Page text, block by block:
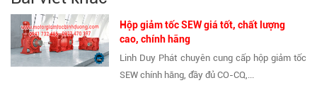
Hộp giảm tốc SEW giá tốt, chất lượng
cao, chính hãng
Linh Duy Phát chuyên cung cấp hộp giảm tốc
SEW chính hãng, đầy đủ CO-CQ,...